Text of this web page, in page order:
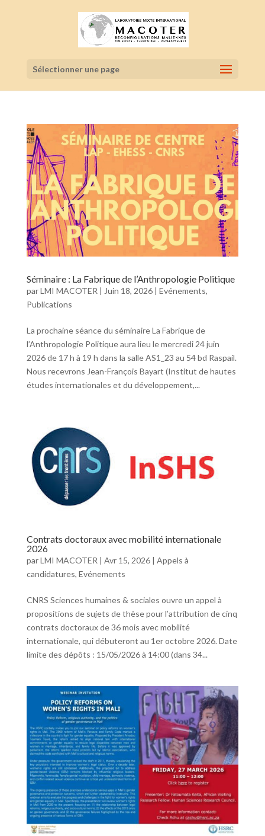
Sélectionner une page
Séminaire : La Fabrique de l’Anthropologie Politique
parLMI MACOTER | Juin 18, 2026| Evénements,
Publications
La prochaine séance du séminaire La Fabrique de
l’Anthropologie Politique aura lieu le mercredi 24 juin
2026 de 17 h à 19 h dans la salle AS1_23 au 54 bd Raspail.
Nous recevrons Jean-François Bayart (Institut de hautes
études internationales et du développement,...
Contrats doctoraux avec mobilité internationale
2026
parLMI MACOTER | Avr 15, 2026| Appels à
candidatures, Evénements
CNRS Sciences humaines & sociales ouvre un appel à
propositions de sujets de thèse pour l’attribution de cinq
contrats doctoraux de 36 mois avec mobilité
internationale, qui débuteront au 1er octobre 2026. Date
limite des dépôts : 15/05/2026 à 14:00 (dans 34...